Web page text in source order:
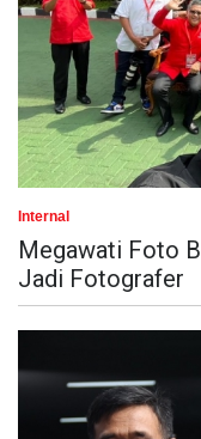
Internal
Megawati Foto
Jadi Fotografer